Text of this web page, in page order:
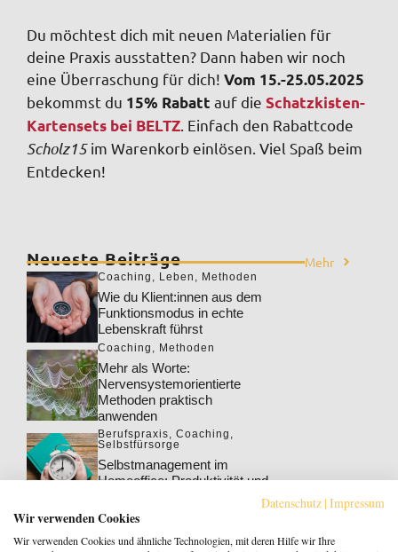
Du möchtest dich mit neuen Materialien für
deine Praxis ausstatten? Dann haben wir noch
eine Überraschung für dich! Vom 15.-25.05.2025
bekommst du 15% Rabatt auf die Schatzkisten-
Kartensets bei BELTZ . Einfach den Rabattcode
Scholz15im Warenkorb einlösen. Viel Spaß beim
Entdecken!
Neueste Beiträge Mehr
Coaching , Leben , Methoden
Wie du Klient:innen aus dem
Funktionsmodus in echte
Lebenskraft führst
Coaching , Methoden
Mehr als Worte:
Nervensystemorientierte
Methoden praktisch
anwenden
Berufspraxis, Coaching ,
Selbstfürsorge
Selbstmanagement im
Homeoffice: Produktivität und
Berufspraxis
Klarheit gewinnt: Gebucht
Datenschutz | Impressum
Wir verwenden Cookies
Wir verwenden Cookies und ähnliche Technologien, mit deren Hilfe wir Ihre